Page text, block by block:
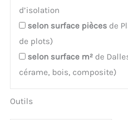
d’isolation
selon surface pièces de
de plots)
selon surface m² de
cérame, bois, composite)
Outils